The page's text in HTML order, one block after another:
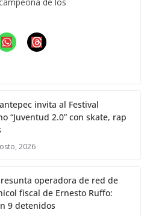
invita al Festival
“Juventud 2.0” con skate, rap
2026
operadora de red de
fiscal de Ernesto Ruffo:
9 detenidos